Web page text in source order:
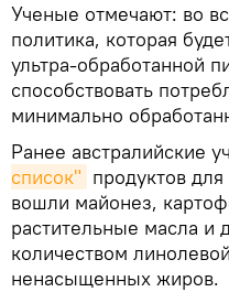
Ученые отмечают: во
политика, которая
ультра-обработанной
способствовать
минимально
Ранее австралийские
список" продуктов
вошли майонез,
растительные масла и
количеством
ненасыщенных жиров.